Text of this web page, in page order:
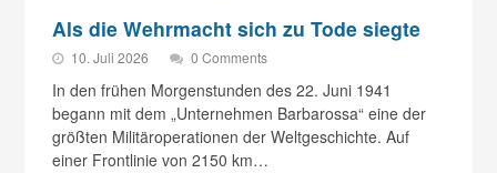
Als die Wehrmacht sich zu Tode siegte
10. Juli 2026 0 Comments
In den frühen Morgenstunden des 22. Juni 1941
begann mit dem „Unternehmen Barbarossa“ eine der
größten Militäroperationen der Weltgeschichte. Auf
einer Frontlinie von 2150 km…